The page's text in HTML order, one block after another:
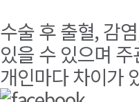
수술 후 출혈, 감
있을 수 있으며
개인마다 차이가